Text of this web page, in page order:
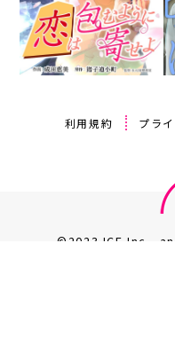
利用規約 プラ
©2023 ICE Inc.,